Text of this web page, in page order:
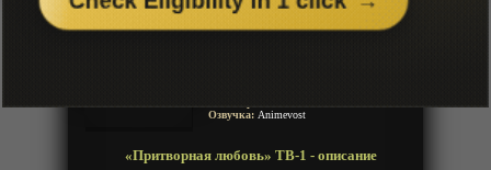
False Love
Озвучка: Animevost
«Притворная любовь» ТВ-1 - описание